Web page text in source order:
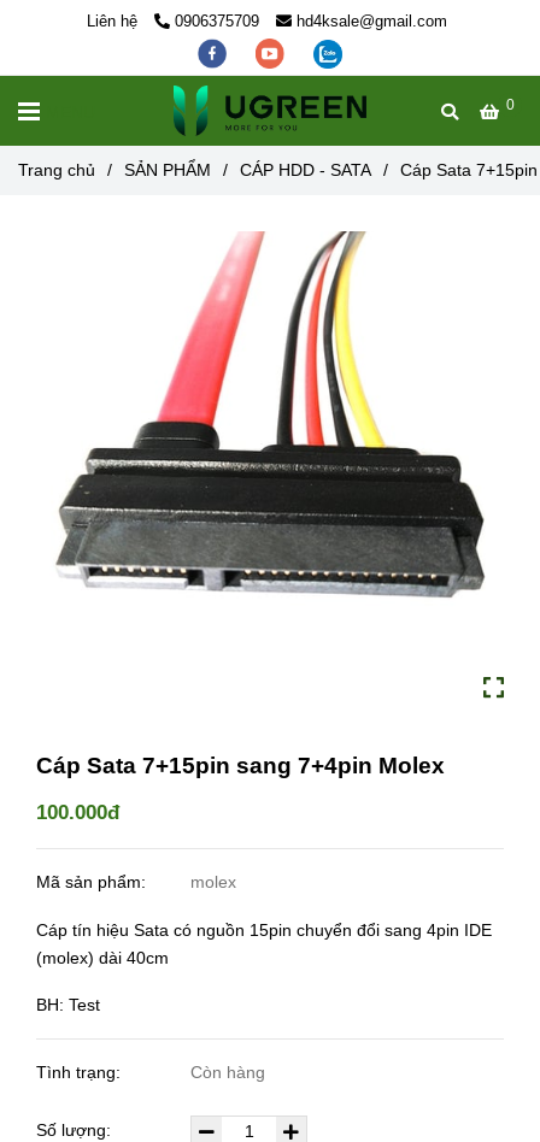
Liên hệ 0906375709 hd4ksale@gmail.com
0
Trang chủ / SẢN PHẨM / CÁP HDD - SATA / Cáp Sata
Cáp Sata 7+15pin sang 7+4pin Molex
100.000đ
Mã sản phẩm: molex
Cáp tín hiệu Sata có nguồn 15pin chuyển đổi sang 4pin IDE
(molex) dài 40cm
BH: Test
Tình trạng: Còn hàng
Số lượng: